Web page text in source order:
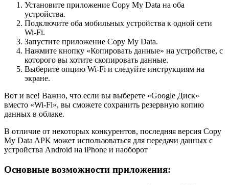
Установите приложение Copy My Data на оба
устройства.
Подключите оба мобильных устройства к одной сети
Wi-Fi.
Запустите приложение Copy My Data.
Нажмите кнопку «Копировать данные» на устройстве, с
которого вы хотите скопировать данные.
Выберите опцию Wi-Fi и следуйте инструкциям на
экране.
Вот и все! Важно, что если вы выберете «Google Диск»
вместо «Wi-Fi», вы сможете сохранить резервную копию
данных в облаке.
В отличие от некоторых конкурентов, последняя версия Copy
My Data APK может использоваться для передачи данных с
устройства Android на iPhone и наоборот
Основные возможности приложения: